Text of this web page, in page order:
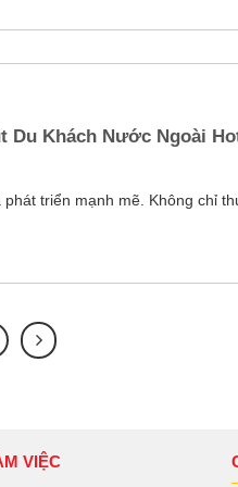
Du Khách Nước Ngoài
triển mạnh mẽ. Không chỉ
VIỆC